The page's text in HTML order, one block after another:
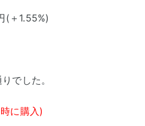
1.55%)
でした。
に購入)